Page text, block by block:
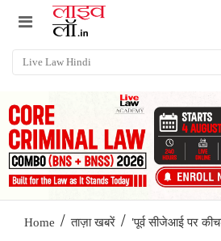
Home / ताज़ा खबरें / 'पूर्व सीजेआई पर